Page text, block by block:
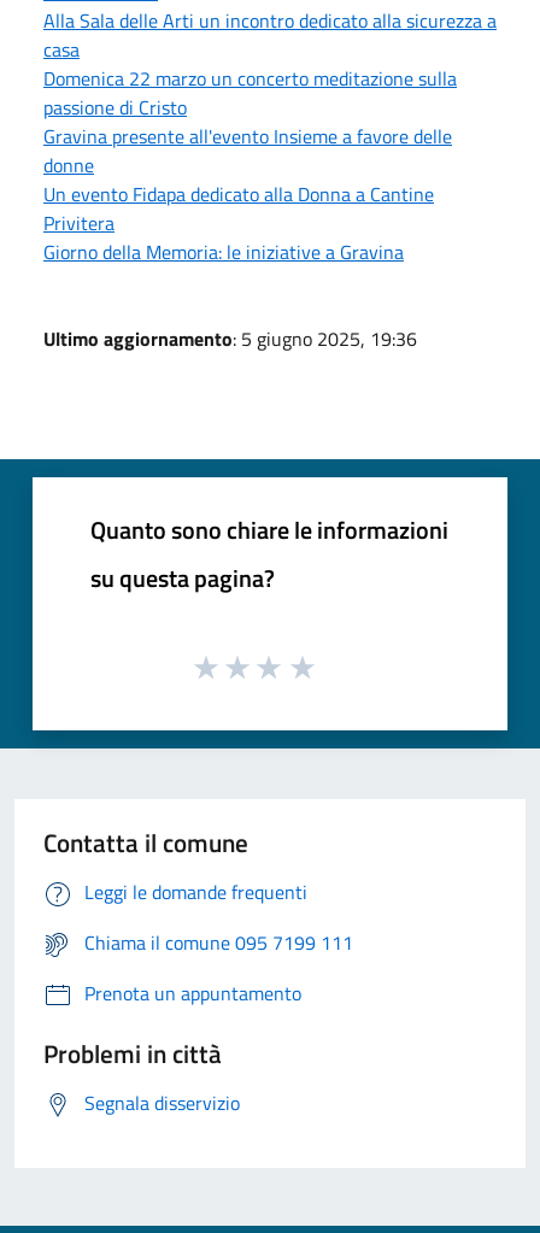
Alla Sala delle Arti un incontro dedicato alla sicurezza a
casa
Domenica 22 marzo un concerto meditazione sulla
passione di Cristo
Gravina presente all'evento Insieme a favore delle
donne
Un evento Fidapa dedicato alla Donna a Cantine
Privitera
Giorno della Memoria: le iniziative a Gravina
Ultimo aggiornamento: 5 giugno 2025, 19:36
Quanto sono chiare le informazioni
su questa pagina?
Contatta il comune
Leggi le domande frequenti
Chiama il comune 095 7199 111
Prenota un appuntamento
Problemi in città
Segnala disservizio